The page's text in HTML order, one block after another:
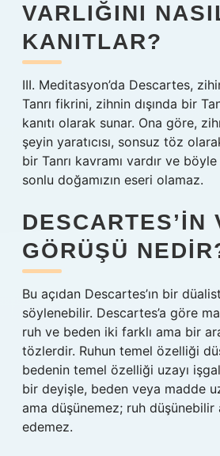
VARLIĞINI
KANITLAR?
III. Meditasyon’da Descartes,
Tanrı fikrini, zihnin dışında bir
kanıtı olarak sunar. Ona göre,
şeyin yaratıcısı, sonsuz töz
bir Tanrı kavramı vardır ve
sonlu doğamızın eseri olamaz.
DESCARTES’IN
GÖRÜŞÜ
Bu açıdan Descartes’ın bir
söylenebilir. Descartes’a göre
ruh ve beden iki farklı ama bir
tözlerdir. Ruhun temel özelliği
bedenin temel özelliği uzayı
bir deyişle, beden veya madde
ama düşünemez; ruh düşünebilir
edemez.